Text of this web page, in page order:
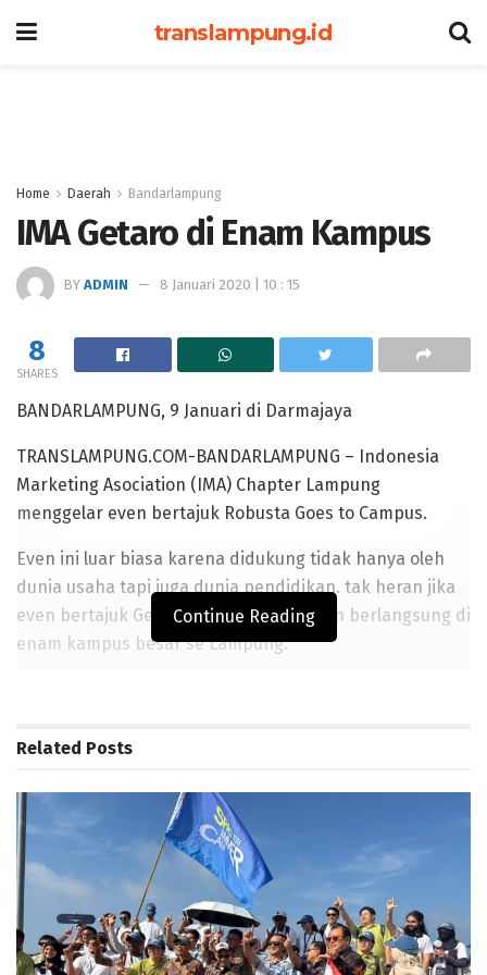
translampung.id
Home Daerah Bandarlampung
IMA Getaro di Enam Kampus
BY ADMIN 8 Januari 2020 | 10 : 15
8
SHARES
BANDARLAMPUNG, 9 Januari di Darmajaya
TRANSLAMPUNG.COM-BANDARLAMPUNG – Indonesia
Marketing Asociation (IMA) Chapter Lampung
menggelar even bertajuk Robusta Goes to Campus.
Even ini luar biasa karena didukung tidak hanya oleh
dunia usaha tapi juga dunia pendidikan. tak heran jika
even bertajuk Getaro to Campus ini akan berlangsung di
enam kampus besar se Lampung.
Lampung Membuka Babak Baru Pembangunan Berbasis
Wagub Jihan Tinjau Rumah Calon Penerima BSPS, Dorong
Peningkatan Kualitas Hunian Warga dan Serap Aspirasi
Pemprov Lampung Siapkan Arah Kebijakan Fiskal 2026-
2027 yang Realistis dan Berkelanjutan
Pemprov Lampung Dukung Penuh Lampung Financial
Continue Reading
Related Posts